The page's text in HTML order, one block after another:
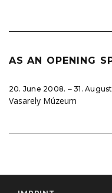
AS AN OPENING
20. June 2008. ‒ 31. August
Vasarely Múzeum